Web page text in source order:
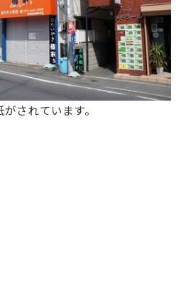
されています。